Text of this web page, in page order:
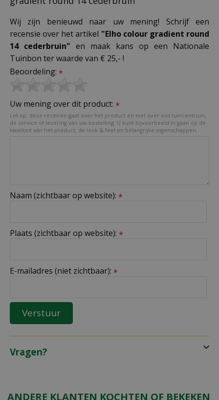
Wij zijn benieuwd naar uw mening! Schrijf een
recensie over het artikel "Elho colour gradient round
14 cederbruin" en maak kans op een Nationale
Tuinbon ter waarde van € 25,- !
Beoordeling: *
Uw mening over dit product: *
Let op: deze recensie gaat over het product en niet over ons tuincentrum,
de service of levering van uw bestelling. U kunt bijvoorbeeld in gaan op de
kwaliteit van het product, de look & feel en belangrijke eigenschappen.
Naam (zichtbaar op website): *
Plaats (zichtbaar op website): *
E-mailadres (niet zichtbaar): *
Vragen?
ANDERE KLANTEN KOCHTEN OF BEKEKEN